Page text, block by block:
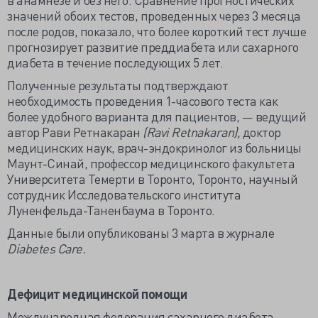
значений обоих тестов, проведенных через 3 месяца
после родов, показало, что более короткий тест лучше
прогнозирует развитие преддиабета или сахарного
диабета в течение последующих 5 лет.
Полученные результаты подтверждают
необходимость проведения 1-часового теста как
более удобного варианта для пациентов, — ведущий
автор Рави Ретнакаран (Ravi Retnakaran), доктор
медицинских наук, врач-эндокринолог из больницы
Маунт-Синай, профессор медицинского факультета
Университета Темерти в Торонто, Торонто, научный
сотрудник Исследовательского института
Луненфельда-Таненбаума в Торонто.
Данные были опубликованы 3 марта в журнале
Diabetes Care.
Дефицит медицинской помощи